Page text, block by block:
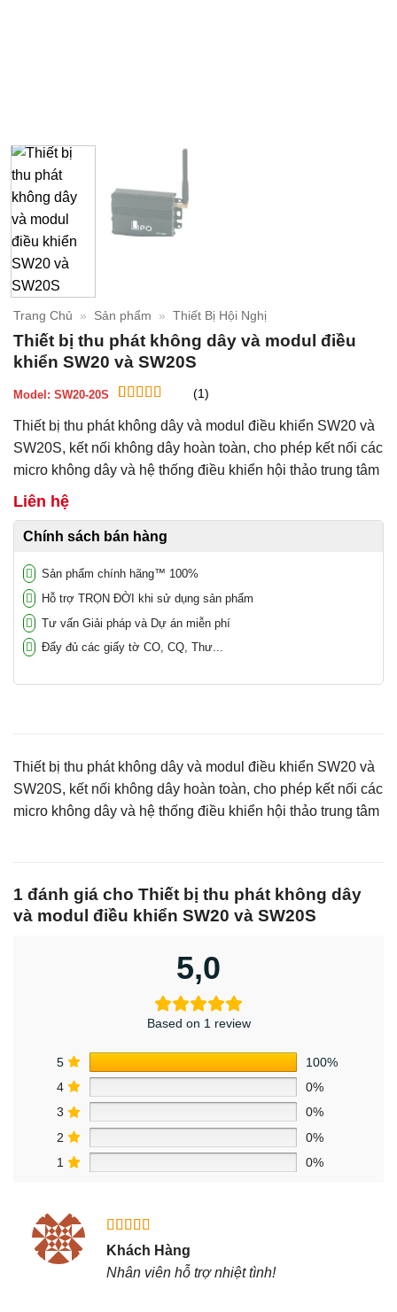
Trang Chủ » Sản phẩm » Thiết Bị Hội Nghị
Thiết bị thu phát không dây và modul điều
khiển SW20 và SW20S
Model: SW20-20S
trênđánh
giá
(1)
Thiết bị thu phát không dây và modul điều khiển SW20 và
SW20S, kết nối không dây hoàn toàn, cho phép kết nối các
micro không dây và hệ thống điều khiển hội thảo trung tâm
Liên hệ
Chính sách bán hàng
Sản phẩm chính hãng™ 100%
Hỗ trợ TRỌN ĐỜI khi sử dụng sản phẩm
Tư vấn Giải pháp và Dự án miễn phí
Đẩy đủ các giấy tờ CO, CQ, Thư...
Thiết bị thu phát không dây và modul điều khiển SW20 và
SW20S, kết nối không dây hoàn toàn, cho phép kết nối các
micro không dây và hệ thống điều khiển hội thảo trung tâm
1 đánh giá cho Thiết bị thu phát không dây
và modul điều khiển SW20 và SW20S
5,0
Based on 1 review
5
100%
4
0%
3
0%
2
0%
1
0%
Được xếp
hạng55
sao
Khách Hàng
Nhân viên hỗ trợ nhiệt tình!